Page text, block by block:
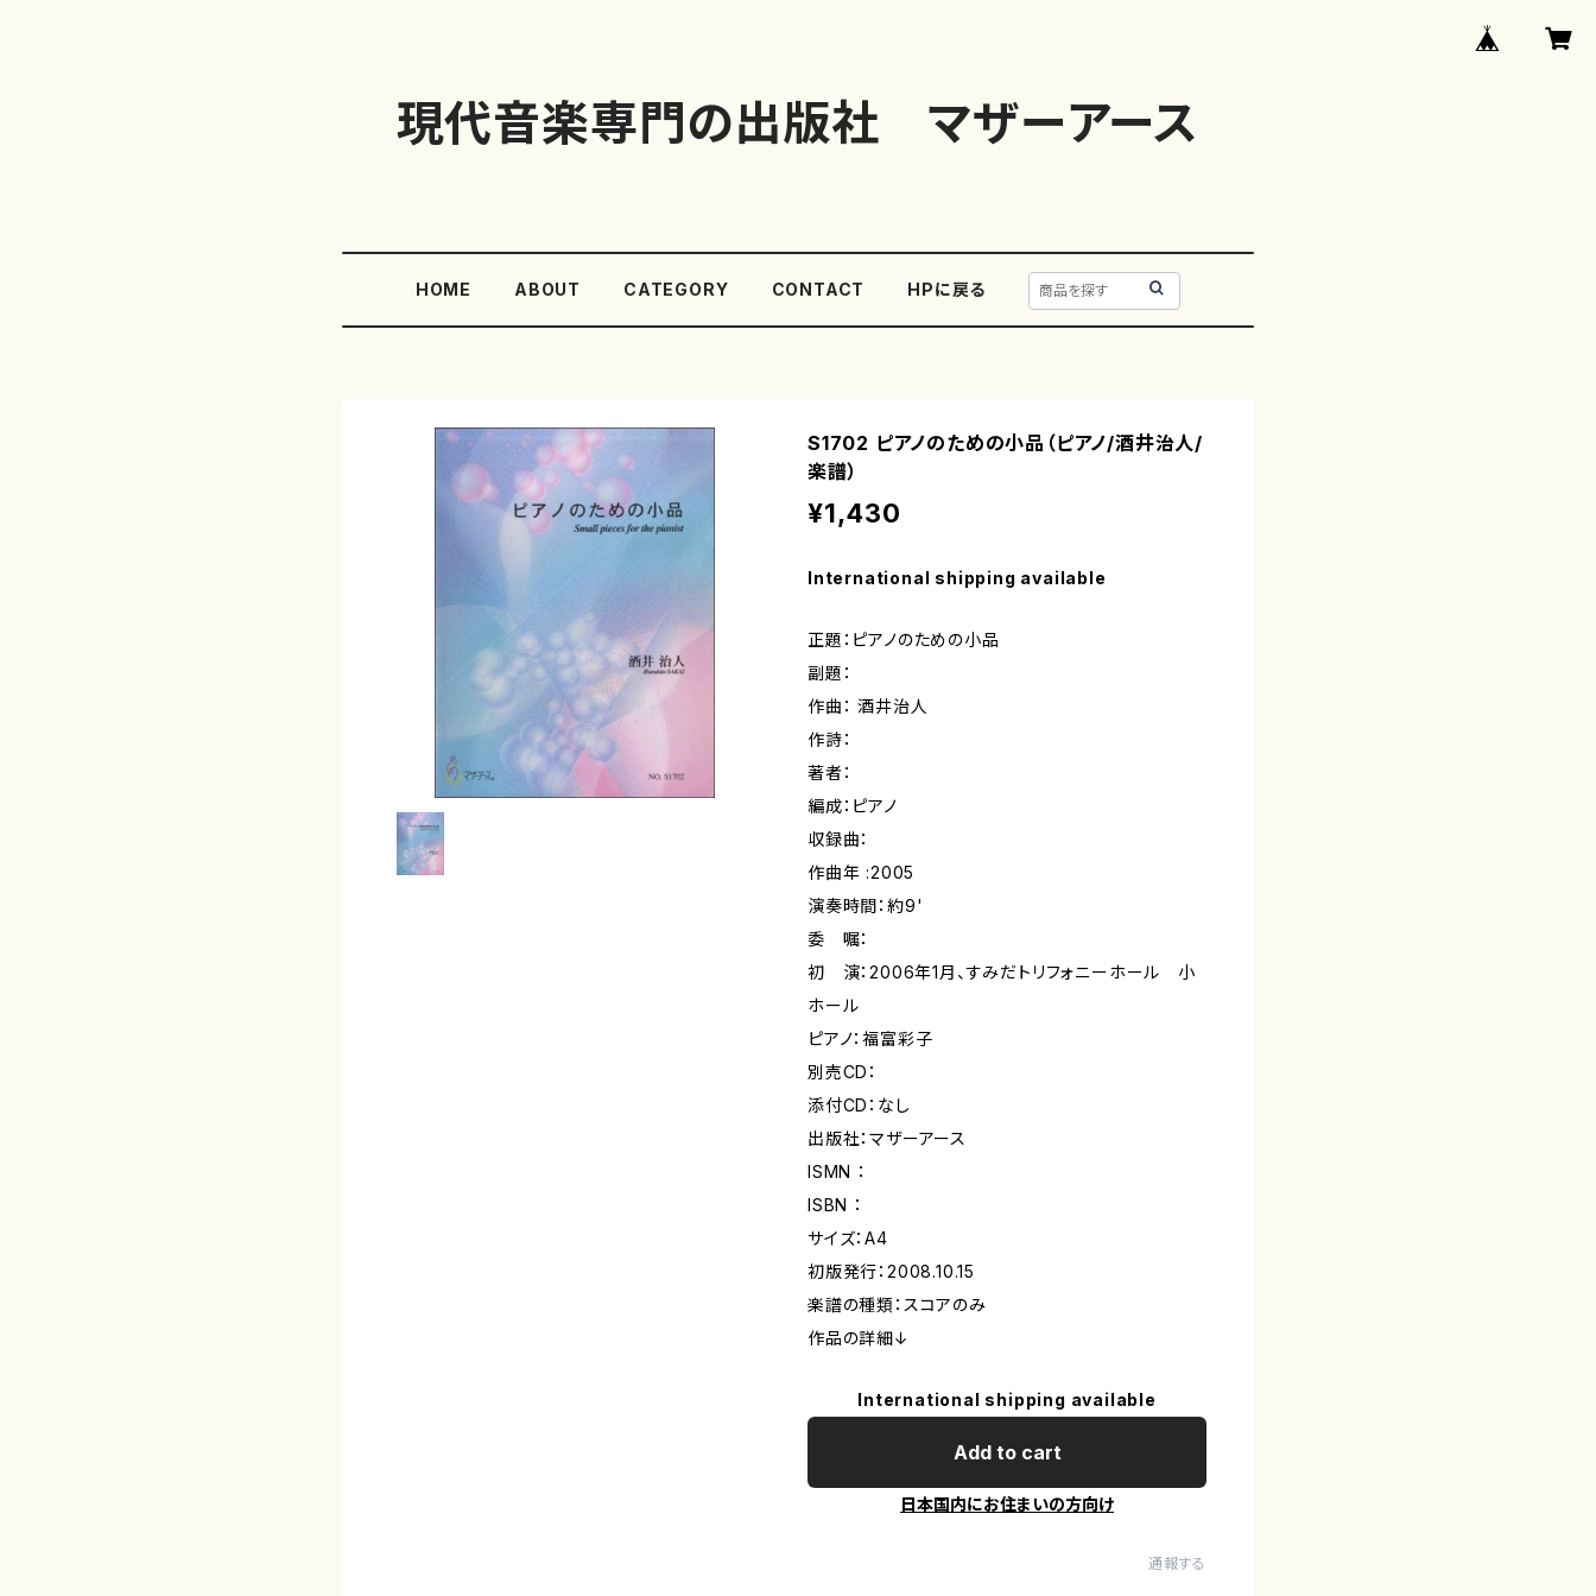
現代音楽専門の出版社 マザーアース
HOME ABOUT CATEGORY CONTACT HPに戻る
S1702 ピアノのための小品（ピアノ/酒井治人/
楽譜）
¥1,430
International shipping available
正題：ピアノのための小品
副題：
作曲： 酒井治人
作詩：
著者：
編成：ピアノ
収録曲：
作曲年 :2005
演奏時間：約9'
委 嘱：
初 演：2006年1月、すみだトリフォニーホール 小
ホール
ピアノ：福富彩子
別売CD：
添付CD：なし
出版社：マザーアース
ISMN ：
ISBN ：
サイズ：A4
初版発行：2008.10.15
楽譜の種類：スコアのみ
作品の詳細↓
International shipping available
Add to cart
日本国内にお住まいの方向け
通報する